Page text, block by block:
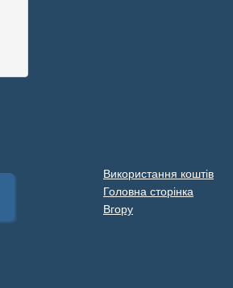
Використання коштів
Головна сторінка
Вгору